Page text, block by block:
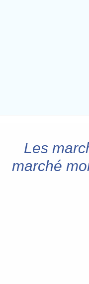
Les
marché